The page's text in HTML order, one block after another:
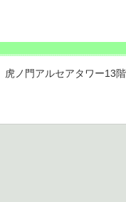
ノ門アルセアタワー13